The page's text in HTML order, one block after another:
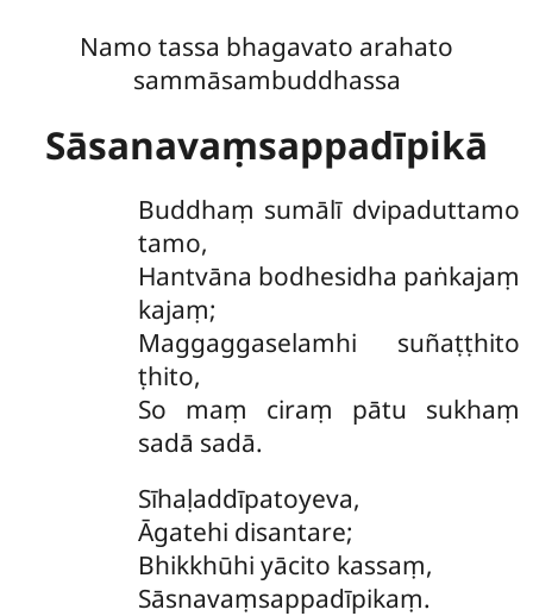
Namo tassa bhagavato arahato
sammāsambuddhassa
Sāsanavaṃsappadīpikā
Buddhaṃ sumālī dvipaduttamo
tamo,
Hantvāna bodhesidha paṅkajaṃ
kajaṃ;
Maggaggaselamhi suñaṭṭhito
ṭhito,
So maṃ ciraṃ pātu sukhaṃ
sadā sadā.
Sīhaḷaddīpatoyeva,
Āgatehi disantare;
Bhikkhūhi yācito kassaṃ,
Sāsnavaṃsappadīpikaṃ.